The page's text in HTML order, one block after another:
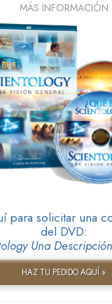
MÁS INFORMACIÓN
para solicitar una
del DVD:
Una
HAZ TU PEDIDO AQUÍ »